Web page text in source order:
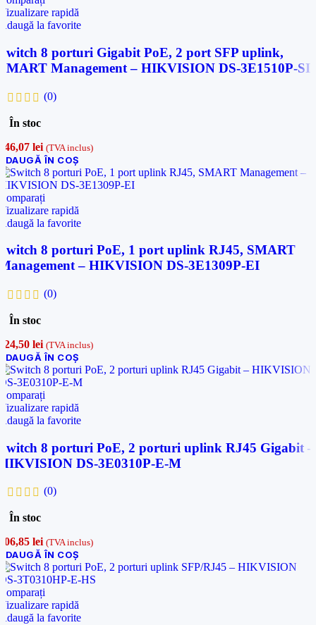
rapidă
la favorite
8 porturi Gigabit PoE, 2 port SFP uplink,
Management – HIKVISION DS-3E1510P-SI
(0)
În stoc
lei (TVA inclus)
ÎN COȘ
rapidă
la favorite
8 porturi PoE, 1 port uplink RJ45, SMART
– HIKVISION DS-3E1309P-EI
(0)
În stoc
lei (TVA inclus)
ÎN COȘ
rapidă
la favorite
8 porturi PoE, 2 porturi uplink RJ45 Gigabit –
DS-3E0310P-E-M
(0)
În stoc
lei (TVA inclus)
ÎN COȘ
rapidă
la favorite